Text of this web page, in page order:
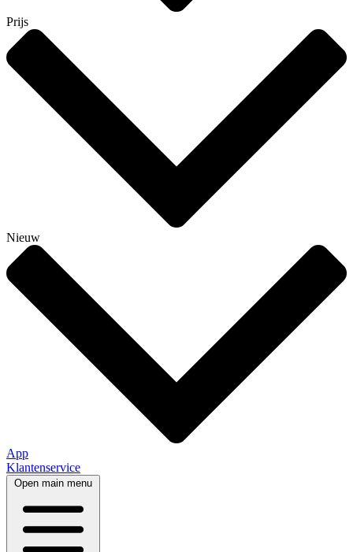
Prijs
Nieuw
App
Klantenservice
Open main menu